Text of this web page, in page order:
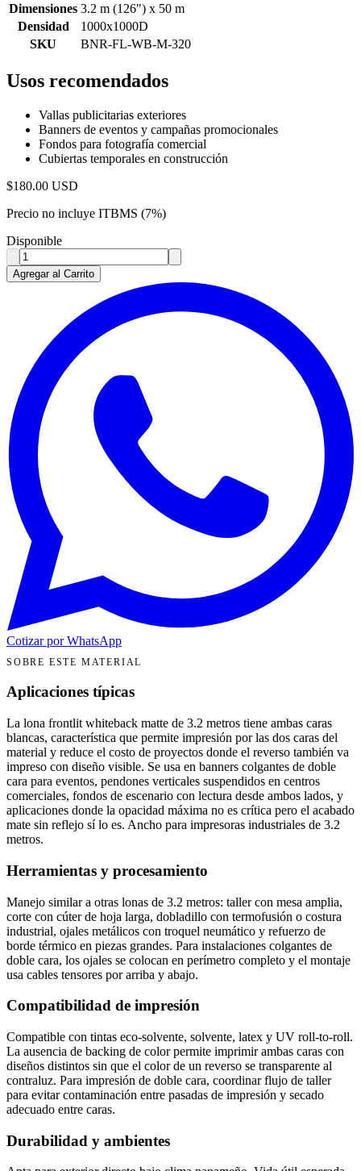
Dimensiones 3.2 m (126") x 50 m
Densidad
1000x1000D
SKU
BNR-FL-WB-M-320
Usos recomendados
Vallas publicitarias exteriores
Banners de eventos y campañas promocionales
Fondos para fotografía comercial
Cubiertas temporales en construcción
$180.00 USD
Precio no incluye ITBMS (7%)
Disponible
Agregar al Carrito
Cotizar por WhatsApp
SOBRE ESTE MATERIAL
Aplicaciones típicas
La lona frontlit whiteback matte de 3.2 metros tiene ambas caras
blancas, característica que permite impresión por las dos caras del
material y reduce el costo de proyectos donde el reverso también va
impreso con diseño visible. Se usa en banners colgantes de doble
cara para eventos, pendones verticales suspendidos en centros
comerciales, fondos de escenario con lectura desde ambos lados, y
aplicaciones donde la opacidad máxima no es crítica pero el acabado
mate sin reflejo sí lo es. Ancho para impresoras industriales de 3.2
metros.
Herramientas y procesamiento
Manejo similar a otras lonas de 3.2 metros: taller con mesa amplia,
corte con cúter de hoja larga, dobladillo con termofusión o costura
industrial, ojales metálicos con troquel neumático y refuerzo de
borde térmico en piezas grandes. Para instalaciones colgantes de
doble cara, los ojales se colocan en perímetro completo y el montaje
usa cables tensores por arriba y abajo.
Compatibilidad de impresión
Compatible con tintas eco-solvente, solvente, latex y UV roll-to-roll.
La ausencia de backing de color permite imprimir ambas caras con
diseños distintos sin que el color de un reverso se transparente al
contraluz. Para impresión de doble cara, coordinar flujo de taller
para evitar contaminación entre pasadas de impresión y secado
adecuado entre caras.
Durabilidad y ambientes